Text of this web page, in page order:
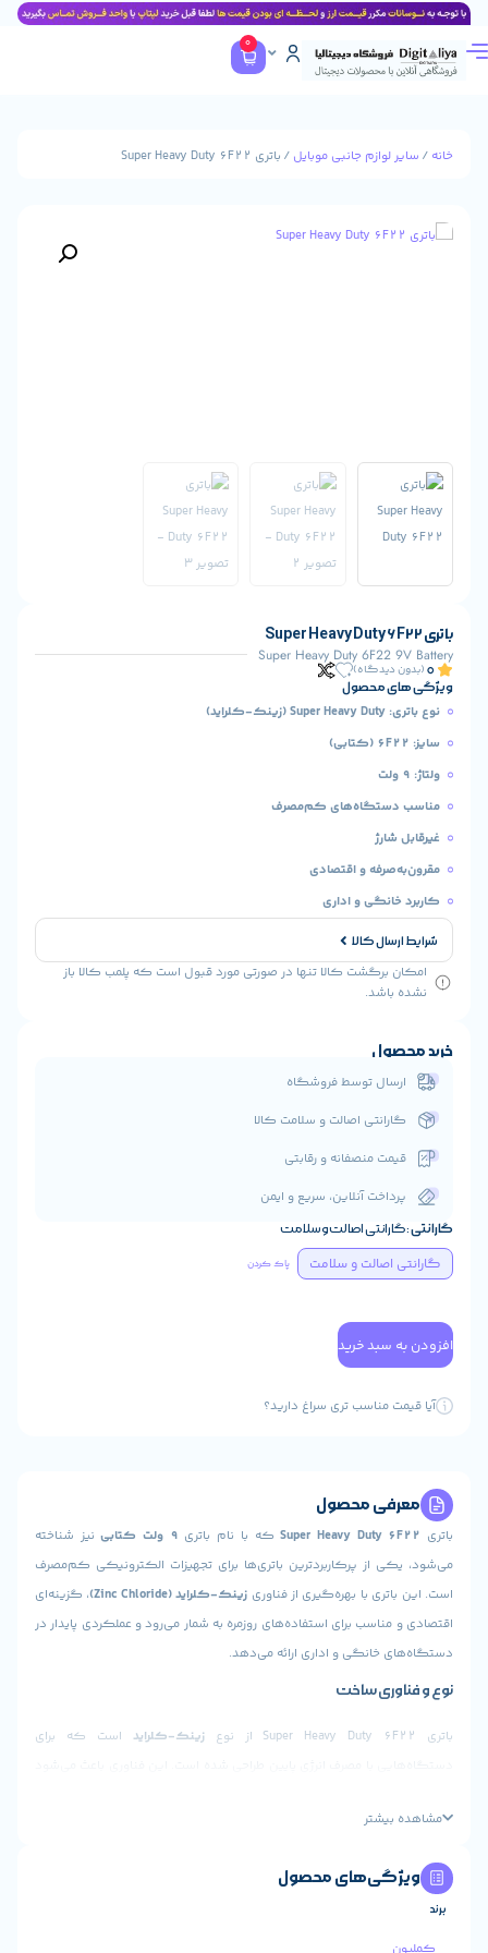
جانبی موبایل / باتری Super Heavy Duty 6F22
Super Heavy Duty
محصول
کم‌مصرف
و اقتصادی
و اداری
کالا تنها در صورتی مورد قبول است که پلمب کالا باز
توسط فروشگاه
اصالت و سلامت کالا
منصفانه و رقابتی
آنلاین، سریع و ایمن
اصالت و سلامت
و سلامت پاک کردن
خرید
مناسب تری سراغ دارید؟
محصول
Super Heavyکه با نام باتری 9 ولت کتابی
نیز شناخته
از پرکاربردترین باتری‌ها برای تجهیزات الکترونیکی کم‌مصرف
با بهره‌گیری از فناوریزینک-کلراید (Zinc Chloride)
، گزینه‌ای
برای استفاده‌های روزمره به شمار می‌رود و عملکردی پایدار در
و اداری ارائه می‌دهد.
ساخت
زینک-کلرایداست که برای
مقرون‌به‌صرفه‌ای ارائه دهد.
فیزیکی
خروجی:9 ولت
محصول